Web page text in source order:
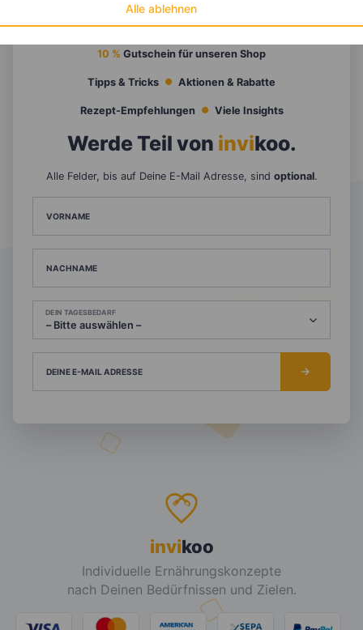
Alle ablehnen
10 % Gutschein für unseren Shop
Tipps & Tricks Aktionen & Rabatte
Rezept-Empfehlungen Viele Insights
Werde Teil von invikoo.
Alle Felder, bis auf Deine E-Mail Adresse, sind optional.
VORNAME
NACHNAME
DEIN TAGESBEDARF
DEINE E-MAIL ADRESSE
invikoo
Individuelle Ernährungskonzepte
nach Deinen Bedürfnissen und Zielen.